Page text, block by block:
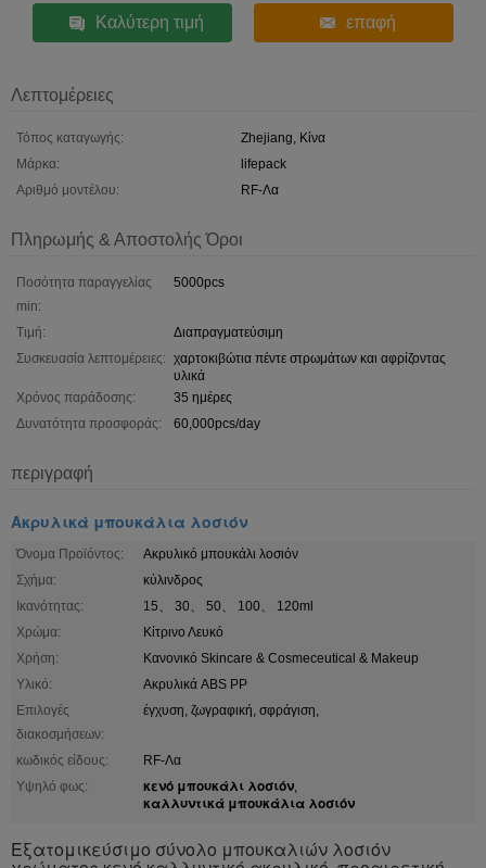
Καλύτερη τιμή επαφή
Λεπτομέρειες
Τόπος καταγωγής:
Zhejiang, Κίνα
Μάρκα:
lifepack
Αριθμό μοντέλου:
RF-Λα
Πληρωμής & Αποστολής Όροι
Ποσότητα παραγγελίας
min:
5000pcs
Τιμή:
Διαπραγματεύσιμη
Συσκευασία λεπτομέρειες: χαρτοκιβώτια πέντε στρωμάτων και αφρίζοντας
υλικά
Χρόνος παράδοσης:
35 ημέρες
Δυνατότητα προσφοράς:
60,000pcs/day
περιγραφή
Ακρυλικά μπουκάλια λοσιόν
Όνομα Προϊόντος:
Ακρυλικό μπουκάλι λοσιόν
Σχήμα:
κύλινδρος
Ικανότητας:
15、 30、 50、 100、 120ml
Χρώμα:
Κίτρινο Λευκό
Χρήση:
Κανονικό Skincare & Cosmeceutical & Makeup
Υλικό:
Ακρυλικά ABS PP
Επιλογές
διακοσμήσεων:
έγχυση, ζωγραφική, σφράγιση,
κωδικός είδους:
RF-Λα
Υψηλό φως:
κενό μπουκάλι λοσιόν,
καλλυντικά μπουκάλια λοσιόν
Εξατομικεύσιμο σύνολο μπουκαλιών λοσιόν